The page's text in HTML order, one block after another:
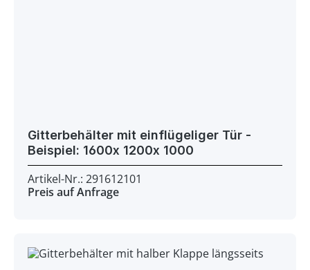
Gitterbehälter mit einflügeliger Tür -
Beispiel: 1600x 1200x 1000
Artikel-Nr.: 291612101
Preis auf Anfrage